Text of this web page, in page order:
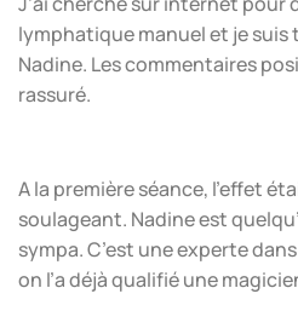
lymphatique manuel et je suis
Nadine. Les commentaires
rassuré.
A la première séance, l’effet
soulageant. Nadine est
sympa. C’est une experte
on l’a déjà qualifié une